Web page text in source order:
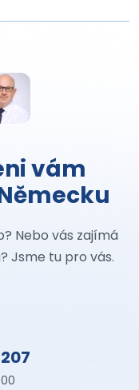
vám
Nebo vás zajímá
Jsme tu pro vás.